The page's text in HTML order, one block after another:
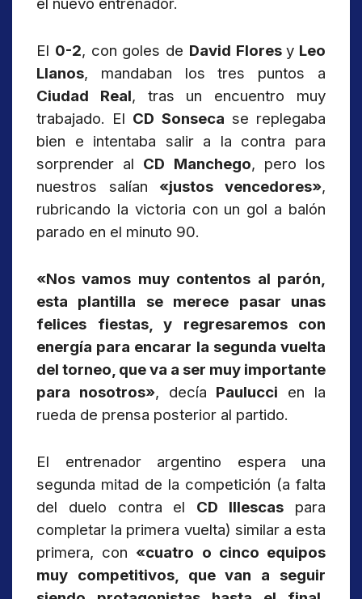
el nuevo entrenador.
El 0-2, con goles de David Floresy Leo
Llanos, mandaban los tres puntos a
Ciudad Real, tras un encuentro muy
trabajado. El CD Sonseca se replegaba
bien e intentaba salir a la contra para
sorprender al CD Manchego, pero los
nuestros salían «justos vencedores»,
rubricando la victoria con un gol a balón
parado en el minuto 90.
«Nos vamos muy contentos al parón,
esta plantilla se merece pasar unas
felices fiestas, y regresaremos con
energía para encarar la segunda vuelta
del torneo, que va a ser muy importante
para nosotros», decía Paulucci en la
rueda de prensa posterior al partido.
El entrenador argentino espera una
segunda mitad de la competición (a falta
del duelo contra el CD Illescas para
completar la primera vuelta) similar a esta
primera, con «cuatro o cinco equipos
muy competitivos, que van a seguir